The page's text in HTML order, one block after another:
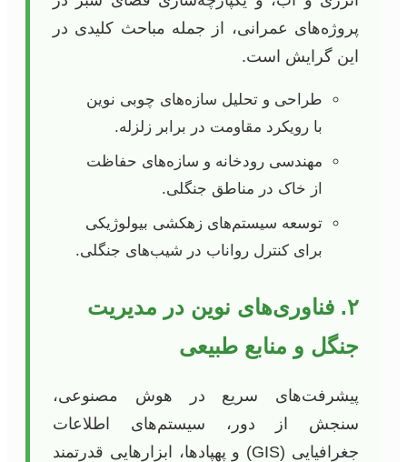
پروژه‌های عمرانی، از جمله مباحث کلیدی در
این گرایش است.
طراحی و تحلیل سازه‌های چوبی نوین
با رویکرد مقاومت در برابر زلزله.
مهندسی رودخانه و سازه‌های حفاظت
از خاک در مناطق جنگلی.
توسعه سیستم‌های زهکشی بیولوژیکی
برای کنترل رواناب در شیب‌های جنگلی.
۲. فناوری‌های نوین در مدیریت
جنگل و منابع طبیعی
پیشرفت‌های سریع در هوش مصنوعی،
سنجش از دور، سیستم‌های اطلاعات
جغرافیایی (GIS) و پهپادها، ابزارهایی قدرتمند